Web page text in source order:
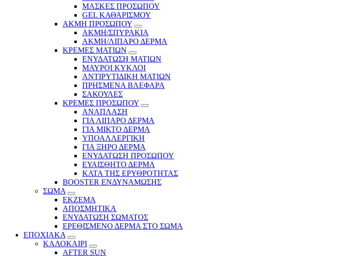
ΜΑΣΚΕΣ ΠΡΟΣΩΠΟΥ
GEL ΚΑΘΑΡΙΣΜΟΥ
ΑΚΜΗ ΠΡΟΣΩΠΟΥ
ΑΚΜΗ/ΣΠΥΡΑΚΙΑ
ΑΚΜΗ/ΛΙΠΑΡΟ ΔΕΡΜΑ
ΚΡΕΜΕΣ ΜΑΤΙΩΝ
ΕΝΥΔΑΤΩΣΗ ΜΑΤΙΩΝ
ΜΑΥΡΟΙ ΚΥΚΛΟΙ
ΑΝΤΙΡΥΤΙΔΙΚΗ ΜΑΤΙΩΝ
ΠΡΗΣΜΕΝΑ ΒΛΕΦΑΡΑ
ΣΑΚΟΥΛΕΣ
ΚΡΕΜΕΣ ΠΡΟΣΩΠΟΥ
ΑΝΑΠΛΑΣΗ
ΓΙΑ ΛΙΠΑΡΟ ΔΕΡΜΑ
ΓΙΑ ΜΙΚΤΟ ΔΕΡΜΑ
ΥΠΟΑΛΛΕΡΓΙΚΗ
ΓΙΑ ΞΗΡΟ ΔΕΡΜΑ
ΕΝΥΔΑΤΩΣΗ ΠΡΟΣΩΠΟΥ
ΕΥΑΙΣΘΗΤΟ ΔΕΡΜΑ
ΚΑΤΑ ΤΗΣ ΕΡΥΘΡΟΤΗΤΑΣ
BOOSTER ΕΝΔΥΝΑΜΩΣΗΣ
ΣΩΜΑ
ΕΚΖΕΜΑ
ΑΠΟΣΜΗΤΙΚΑ
ΕΝΥΔΑΤΩΣΗ ΣΩΜΑΤΟΣ
ΕΡΕΘΙΣΜΕΝΟ ΔΕΡΜΑ ΣΤΟ ΣΩΜΑ
ΕΠΟΧΙΑΚΑ
ΚΑΛΟΚΑΙΡΙ
AFTER SUN